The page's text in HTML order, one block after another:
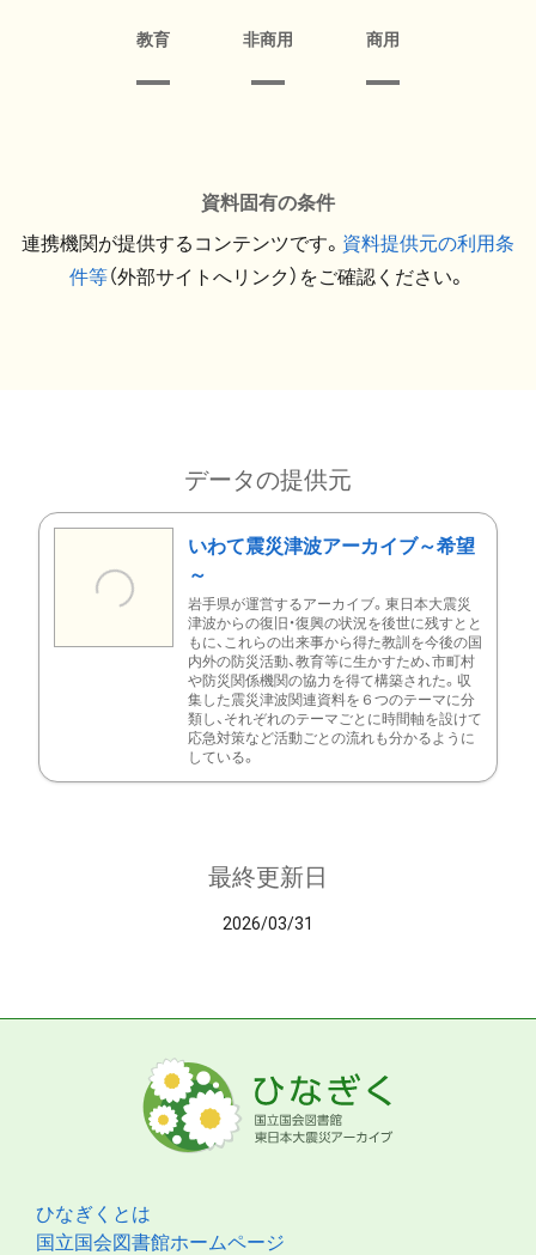
教育 非商用 商用
資料固有の条件
連携機関が提供するコンテンツです。 資料提供元の利用条
件等（外部サイトへリンク）をご確認ください。
データの提供元
いわて震災津波アーカイブ～希望
～
岩手県が運営するアーカイブ。東日本大震災
津波からの復旧・復興の状況を後世に残すとと
もに、これらの出来事から得た教訓を今後の国
内外の防災活動、教育等に生かすため、市町村
や防災関係機関の協力を得て構築された。収
集した震災津波関連資料を６つのテーマに分
類し、それぞれのテーマごとに時間軸を設けて
応急対策など活動ごとの流れも分かるように
している。
最終更新日
2026/03/31
ひなぎくとは
国立国会図書館ホームページ